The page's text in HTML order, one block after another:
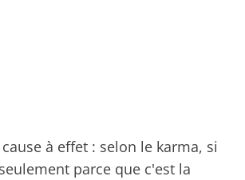
à effet : selon le karma, si
parce que c'est la